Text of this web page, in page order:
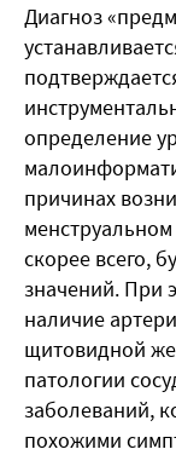
Диагноз
определение
причинах
скорее всего,
значений. При
наличие
щитовидной
патологии
заболеваний,
похожими